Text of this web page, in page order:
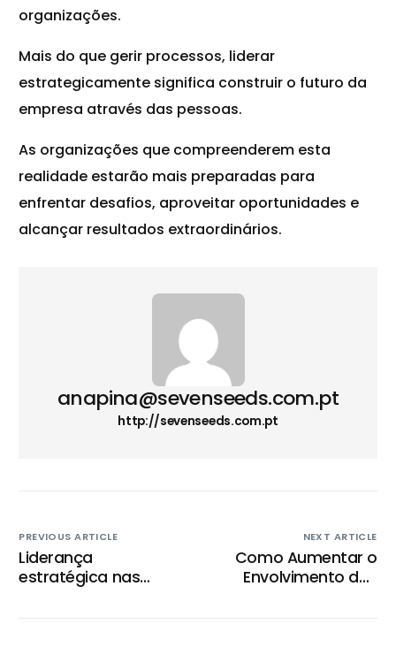
organizações.
Mais do que gerir processos, liderar
estrategicamente significa construir o futuro da
empresa através das pessoas.
As organizações que compreenderem esta
realidade estarão mais preparadas para
enfrentar desafios, aproveitar oportunidades e
alcançar resultados extraordinários.
anapina@sevenseeds.com.pt
http://sevenseeds.com.pt
PREVIOUS ARTICLE
Liderança
estratégica nas
NEXT ARTICLE
Como Aumentar o
Envolvimento dos